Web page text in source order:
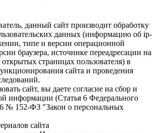
данный сайт производит обработку
данных (информацию об ip-
типе и версии операционной
браузера, источнике переадресации на
страницах пользователя) в
сайта и проведения
сайт, вы даете согласие на сбор и
информации (Статья 6 Федерального
№ 152-ФЗ "Закон о персональных
сайта